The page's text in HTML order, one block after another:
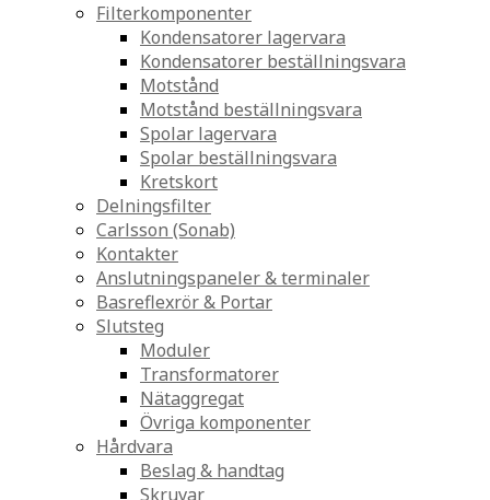
Filterkomponenter
Kondensatorer lagervara
Kondensatorer beställningsvara
Motstånd
Motstånd beställningsvara
Spolar lagervara
Spolar beställningsvara
Kretskort
Delningsfilter
Carlsson (Sonab)
Kontakter
Anslutningspaneler & terminaler
Basreflexrör & Portar
Slutsteg
Moduler
Transformatorer
Nätaggregat
Övriga komponenter
Hårdvara
Beslag & handtag
Skruvar